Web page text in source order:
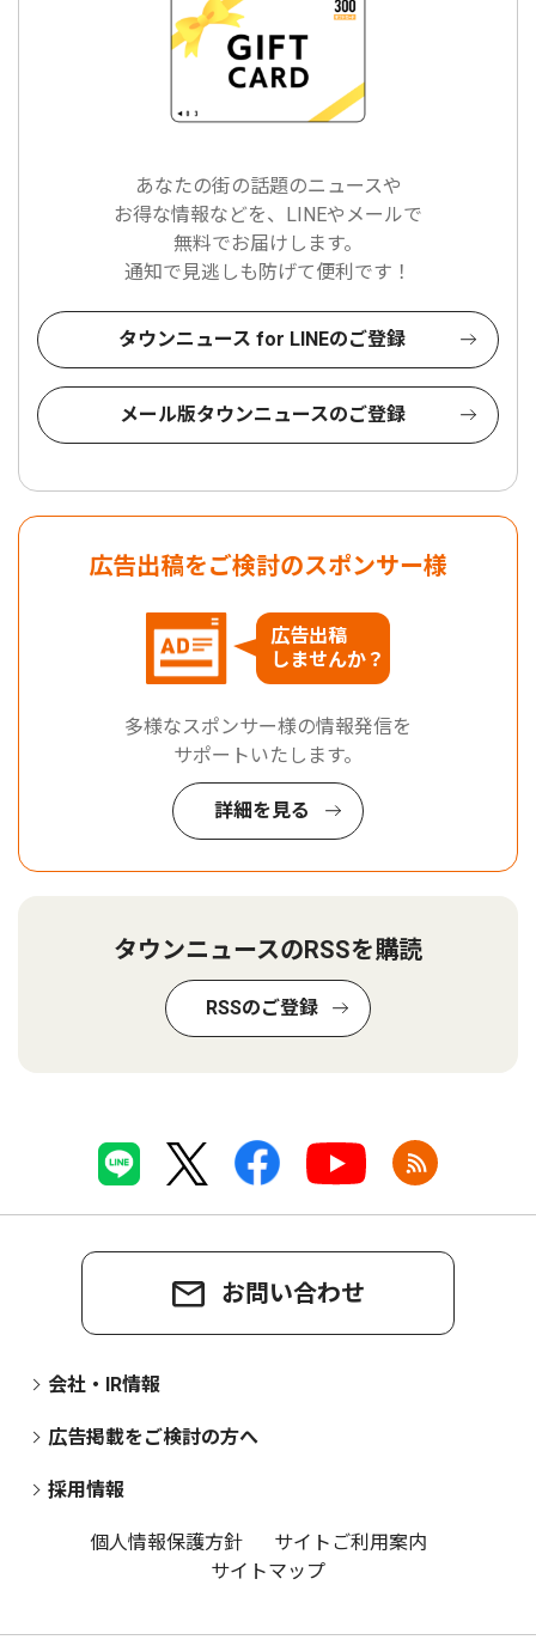
あなたの街の話題のニュースや
お得な情報などを、LINEやメールで
無料でお届けします。
通知で見逃しも防げて便利です！
タウンニュース for LINEのご登録
メール版タウンニュースのご登録
広告出稿をご検討のスポンサー様
広告出稿
しませんか？
多様なスポンサー様の情報発信を
サポートいたします。
詳細を見る
タウンニュースのRSSを購読
RSSのご登録
お問い合わせ
会社・IR情報
広告掲載をご検討の方へ
採用情報
個人情報保護方針
サイトご利用案内
サイトマップ